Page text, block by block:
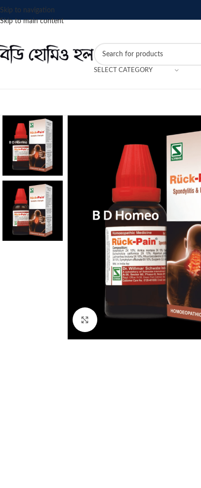
Skip to navigation
Skip to main content
SELECT CATEGORY
Click to enlarge